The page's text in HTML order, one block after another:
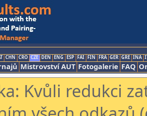
CHN CRO CZE DEN ENG ESP FAI FIN FRA GER GRE INA
Mistrovství AUT Fotogalerie FAQ
Kvůli redukci